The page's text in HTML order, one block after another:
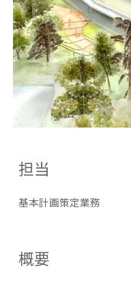
担当
基本計画策定業務
概要